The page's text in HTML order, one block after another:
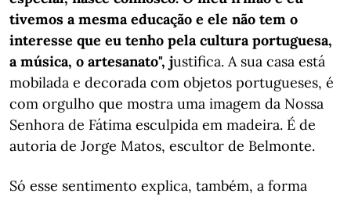
tivemos a mesma educação e ele não tem o
interesse que eu tenho pela cultura portuguesa,
a música, o artesanato", justifica. A sua casa está
mobilada e decorada com objetos portugueses, é
com orgulho que mostra uma imagem da Nossa
Senhora de Fátima esculpida em madeira. É de
autoria de Jorge Matos, escultor de Belmonte.
Só esse sentimento explica, também, a forma